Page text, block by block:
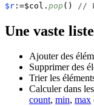
$r :=$col. pop () //
Une vaste
Ajouter des
Supprimer des
Trier les
Calculer dans
count, min, max